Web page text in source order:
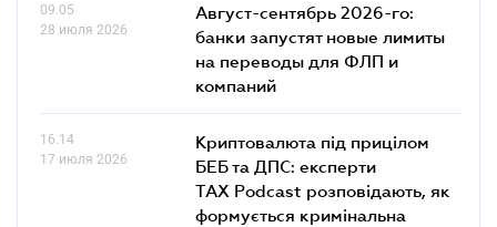
09.05
28 июля 2026
Август-сентябрь 2026-го:
банки запустят новые лимиты
на переводы для ФЛП и
компаний
16.14
17 июля 2026
Криптовалюта під прицілом
БЕБ та ДПС: експерти
TAX Podcast розповідають, як
формується кримінальна